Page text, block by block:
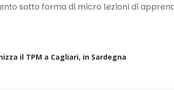
sotto forma di micro lezioni di
il TPM a Cagliari, in Sardegna